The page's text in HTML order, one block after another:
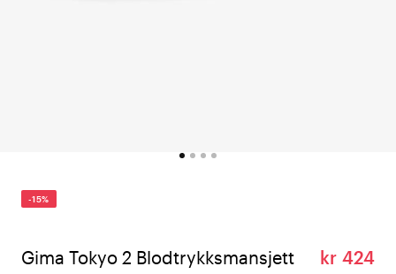
-15%
Gima Tokyo 2 Blodtrykksmansjett
kr 424